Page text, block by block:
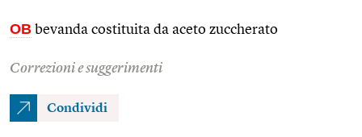
OB bevanda costituita da aceto zuccherato
Correzioni e suggerimenti
Condividi